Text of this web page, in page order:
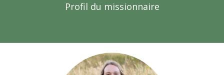
Profil du missionnaire